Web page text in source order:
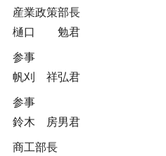
産業政策部長
樋口 勉君
参事
帆刈 祥弘君
参事
鈴木 房男君
商工部長